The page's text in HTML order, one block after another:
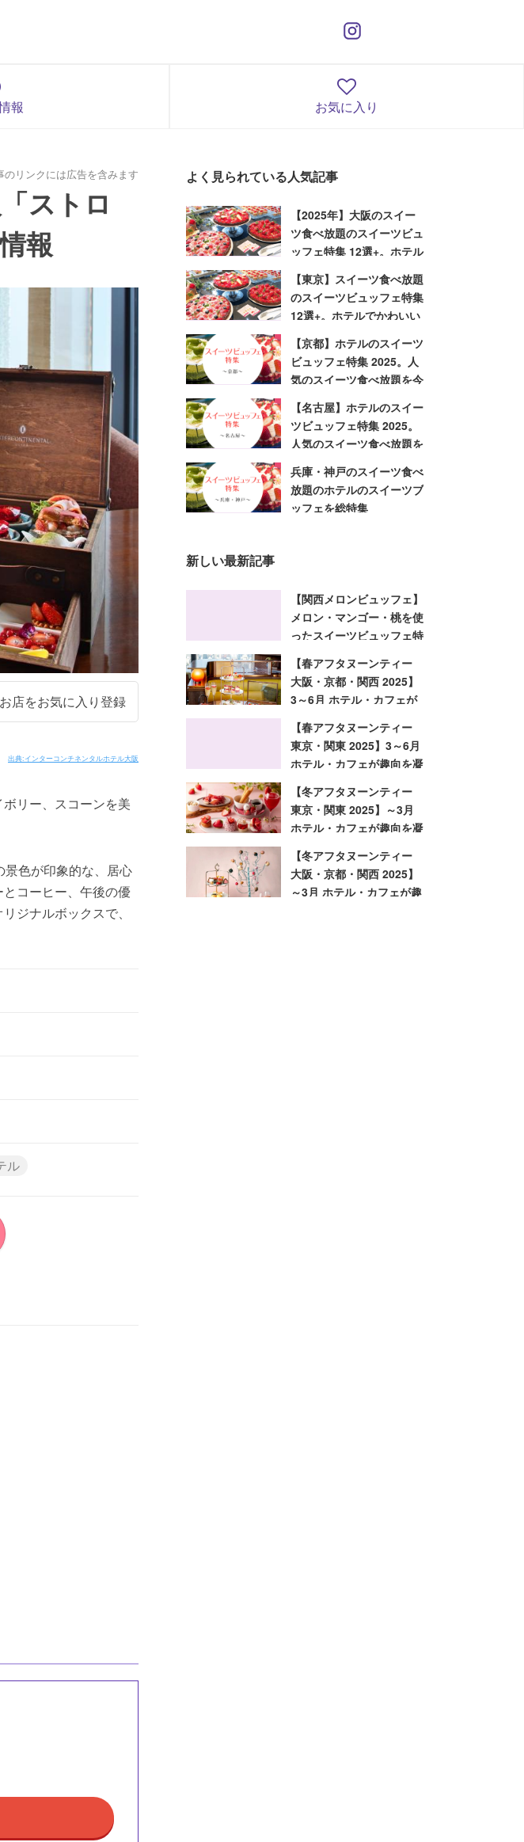
報 お気に入り
のリンクには広告を含みます
ストロ
報
お店をお気に入り登録
出典:インターコンチネンタルホテル大阪
リー、スコーンを美
色が印象的な、居心
コーヒー、午後の優
ジナルボックスで、
ル
よく見られている人気記事
【2025年】大阪のスイー
ツ食べ放題のスイーツビュ
ッフェ特集 12選+。ホテル
でかわいいスイーツを堪能
しよう
【東京】スイーツ食べ放題
のスイーツビュッフェ特集
12選+。ホテルでかわいい
スイーツを堪能しよう
【京都】ホテルのスイーツ
ビュッフェ特集 2025。人
気のスイーツ食べ放題を今
すぐ予約
【名古屋】ホテルのスイー
ツビュッフェ特集 2025。
人気のスイーツ食べ放題を
今すぐ予約
兵庫・神戸のスイーツ食べ
放題のホテルのスイーツブ
ッフェを総特集
新しい最新記事
【関西メロンビュッフェ】
メロン・マンゴー・桃を使
ったスイーツビュッフェ特
集 2025！大阪・京都・兵
庫
【春アフタヌーンティー
大阪・京都・関西 2025】
3～6月 ホテル・カフェが
趣向を凝らした旬のアフタ
ヌーンティー
【春アフタヌーンティー
東京・関東 2025】3～6月
ホテル・カフェが趣向を凝
らした旬のアフタヌーンテ
ィー
【冬アフタヌーンティー
東京・関東 2025】～3月
ホテル・カフェが趣向を凝
らした旬のアフタヌーンテ
ィー
【冬アフタヌーンティー
大阪・京都・関西 2025】
～3月 ホテル・カフェが趣